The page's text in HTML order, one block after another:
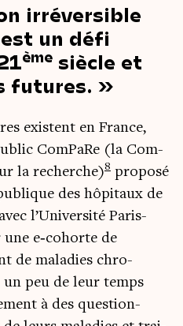
irré­ver­sible
un défi
ème siècle et
futures.
existent en France,
Com­PaRe (la Com­
la recherche)8 pro­po­sé
des hôpi­taux de
l’Université Paris-
e‑cohorte de
de mala­dies chro­
peu de leur temps
à des ques­tion­